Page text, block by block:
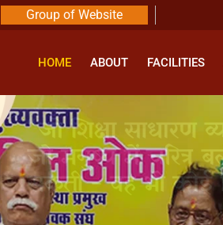
Group of Website
HOME ABOUT FACILITIES